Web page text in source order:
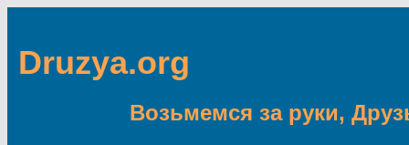
Druzya.org
Возьмемся за руки,